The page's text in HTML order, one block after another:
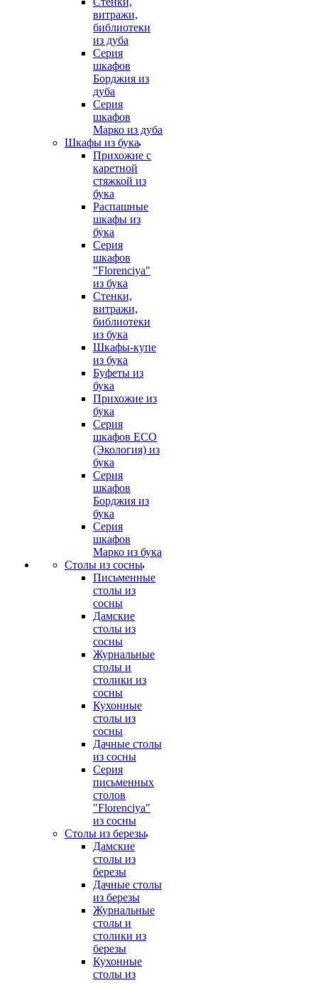
витражи,
библиотеки
из дуба
Серия
шкафов
Борджия из
дуба
Серия
шкафов
Марко из дуба
Шкафы из бука
Прихожие с
каретной
стяжкой из
бука
Распашные
шкафы из
бука
Серия
шкафов
"Florenciya"
из бука
Стенки,
витражи,
библиотеки
из бука
Шкафы-купе
из бука
Буфеты из
бука
Прихожие из
бука
Серия
шкафов ECO
(Экология) из
бука
Серия
шкафов
Борджия из
бука
Серия
шкафов
Марко из бука
Столы из сосны
Письменные
столы из
сосны
Дамские
столы из
сосны
Журнальные
столы и
столики из
сосны
Кухонные
столы из
сосны
Дачные столы
из сосны
Серия
письменных
столов
"Florenciya"
из сосны
Столы из березы
Дамские
столы из
березы
Дачные столы
из березы
Журнальные
столы и
столики из
березы
Кухонные
столы из